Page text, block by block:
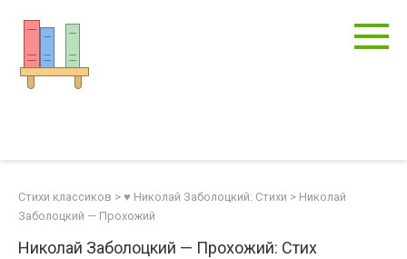
контенту
Стихи классиков > ♥ Николай Заболоцкий: Стихи > Николай
Заболоцкий — Прохожий
Николай Заболоцкий — Прохожий: Стих